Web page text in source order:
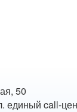
50
единый call-